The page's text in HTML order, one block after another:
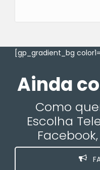
[gp_gradient_bg
Ainda
Como
Escolha